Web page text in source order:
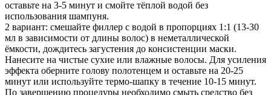
оставьте на 3-5 минут и смойте тёплой водой без
использования шампуня.
2 вариант: смешайте филлер с водой в пропорциях 1:1 (13-30
мл в зависимости от длины волос) в неметаллической
ёмкости, дождитесь загустения до консистенции маски.
Нанесите на чистые сухие или влажные волосы. Для усиления
эффекта оберните голову полотенцем и оставьте на 20-25
минут или используйте термо-шапку в течение 10-15 минут.
По завершению процедуры необходимо смыть средство без